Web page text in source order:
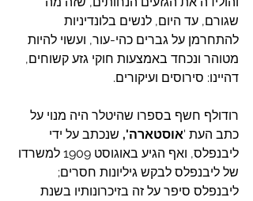
שגורם, עד היום, לנשים בלונדיניות
להתחרמן על גברים כהי-עור, ועשוי להיות
מטוהר ונכחד באמצעות חוקי גזע קשוחים,
דהיינו: סירוסים ועיקורים.
רודולף חשף בספרו שהיטלר היה מנוי על
כתב העת 'אוסטארה', שנכתב על ידי
ליבנפלס, ואף הגיע באוגוסט 1909 למשרדו
של ליבנפלס לבקש גיליונות חסרים;
ליבנפלס סיפר על זה בזיכרונותיו בשנת